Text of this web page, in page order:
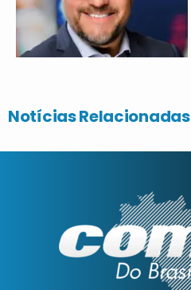
Notícias Relacionadas